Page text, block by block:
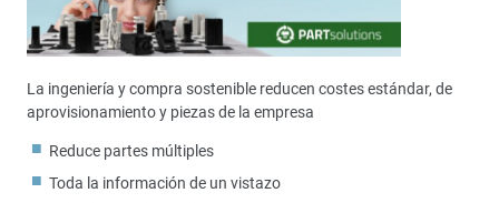
La ingeniería y compra sostenible reducen costes estándar, de
aprovisionamiento y piezas de la empresa
Reduce partes múltiples
Toda la información de un vistazo